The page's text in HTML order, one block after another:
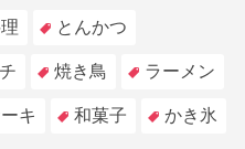
とんかつ
焼き鳥 ラーメン
キ 和菓子 かき氷